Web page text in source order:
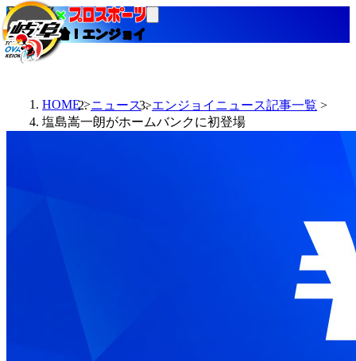
当たる競輪！エンジョイ
HOME ニュース
エンジョイニュース記事一覧
塩島嵩一朗がホームバンクに初登場